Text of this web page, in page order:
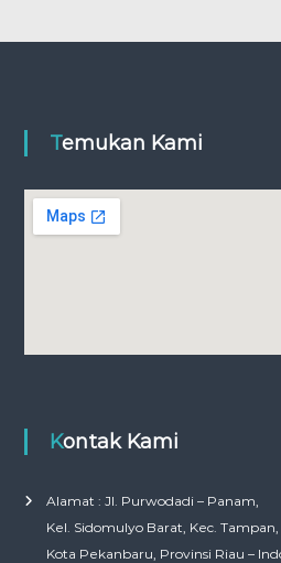
Temukan Kami
Kontak Kami
Alamat : Jl. Purwodadi – Panam,
Kel. Sidomulyo Barat, Kec. Tampan,
Kota Pekanbaru, Provinsi Riau –